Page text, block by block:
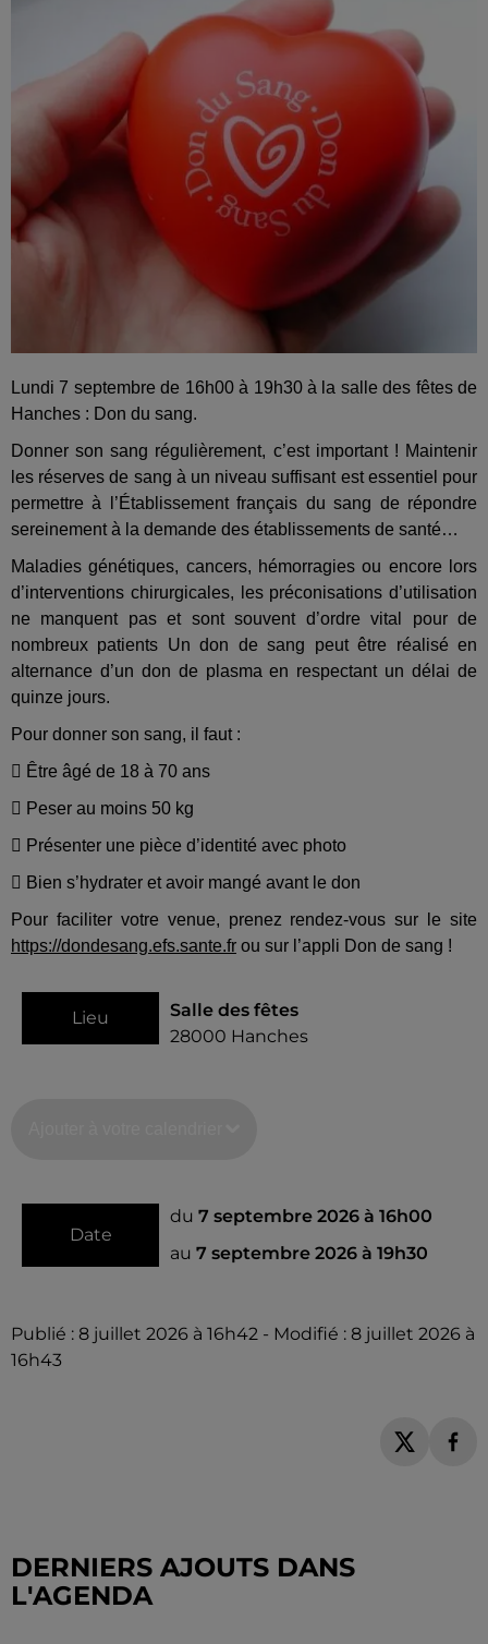
Lundi 7 septembre de 16h00 à 19h30 à la salle des fêtes de
Hanches : Don du sang.
Donner son sang régulièrement, c’est important ! Maintenir
les réserves de sang à un niveau suffisant est essentiel pour
permettre à l’Établissement français du sang de répondre
sereinement à la demande des établissements de santé…
Maladies génétiques, cancers, hémorragies ou encore lors
d’interventions chirurgicales, les préconisations d’utilisation
ne manquent pas et sont souvent d’ordre vital pour de
nombreux patients Un don de sang peut être réalisé en
alternance d’un don de plasma en respectant un délai de
quinze jours.
Pour donner son sang, il faut :
 Être âgé de 18 à 70 ans
 Peser au moins 50 kg
 Présenter une pièce d’identité avec photo
 Bien s’hydrater et avoir mangé avant le don
Pour faciliter votre venue, prenez rendez-vous sur le site
https://dondesang.efs.sante.fr ou sur l’appli Don de sang !
Lieu
Salle des fêtes
28000 Hanches
Date
du 7 septembre 2026 à 16h00
au 7 septembre 2026 à 19h30
Publié : 8 juillet 2026 à 16h42 - Modifié : 8 juillet 2026 à
16h43
DERNIERS AJOUTS DANS
L'AGENDA